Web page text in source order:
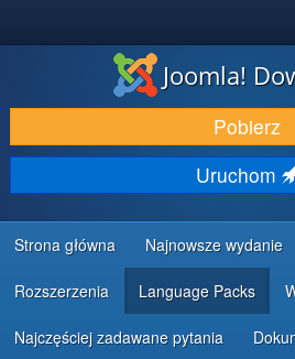
DODATKI I ROZSZERZENIA
ODKRYJ & POZNAJ
SPOŁECZNOŚĆ & WSPARCIE
ZASOBY DLA PROGRAMISTÓW
Joomla!
Pobierz
Uruchom
Strona główna Najnowsze wydanie
Rozszerzenia Language Packs
Najczęściej zadawane pytania